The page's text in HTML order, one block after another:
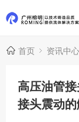
首页 资讯中心
高压油管
接头震动的